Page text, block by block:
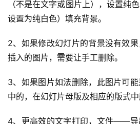
（不是在文字或图片上），设置纯
设置为纯白色）填充背景。
2、如果修改幻灯片的背景没有效
插入的图片，需要让手工删除。
3、如果图片如法删除，此图片可
中的，在幻灯片母版及相应的版式中
4、更高效的文字打印，文件——导